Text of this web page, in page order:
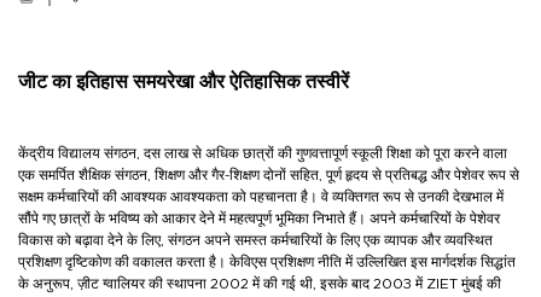
जीट का इतिहास समयरेखा और ऐतिहासिक तस्वीरें
केंद्रीय विद्यालय संगठन, दस लाख से अधिक छात्रों की गुणवत्तापूर्ण स्कूली शिक्षा को पूरा करने वाला
एक समर्पित शैक्षिक संगठन, शिक्षण और गैर-शिक्षण दोनों सहित, पूर्ण हृदय से प्रतिबद्ध और पेशेवर रूप से
सक्षम कर्मचारियों की आवश्यक आवश्यकता को पहचानता है। वे व्यक्तिगत रूप से उनकी देखभाल में
सौंपे गए छात्रों के भविष्य को आकार देने में महत्वपूर्ण भूमिका निभाते हैं। अपने कर्मचारियों के पेशेवर
विकास को बढ़ावा देने के लिए, संगठन अपने समस्त कर्मचारियों के लिए एक व्यापक और व्यवस्थित
प्रशिक्षण दृष्टिकोण की वकालत करता है। केविएस प्रशिक्षण नीति में उल्लिखित इस मार्गदर्शक सिद्धांत
के अनुरूप, ज़ीट ग्वालियर की स्थापना 2002 में की गई थी, इसके बाद 2003 में ZIET मुंबई की